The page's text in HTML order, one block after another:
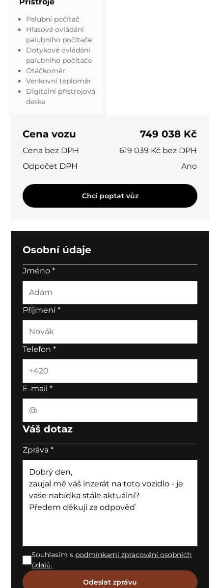
Palubní počítač
Hlasové ovládání
palubního počítače
Dotykové ovládání
palubního počítače
Otáčkoměr
Venkovní teploměr
Digitální přístrojová
deska
Cena vozu 749 038 Kč
Cena bez DPH
619 039 Kč bez DPH
Odpočet DPH
Ano
Chci poptat vůz
Osobní údaje
Jméno*
Příjmení*
Telefon*
E-mail*
Váš dotaz
Zpráva*
Souhlasím s podmínkami zpracování osobních
údajů.